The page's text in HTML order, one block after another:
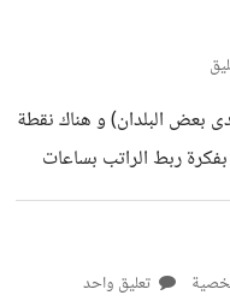
في المجتمعات من ثورة
على ألسنة حيوانات أحد
بعض البلدان) و هناك نقطة
ربط الراتب بساعات
محددة مثلا لديك فالمؤسسات العمومية ليس ما تنتجه هو ثمن
لا عملك و هذا
. لما ؟ هذه الفكرة
تعليق واحد